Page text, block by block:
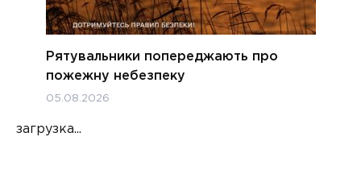
Рятувальники попереджають про
пожежну небезпеку
05.08.2026
загрузка...